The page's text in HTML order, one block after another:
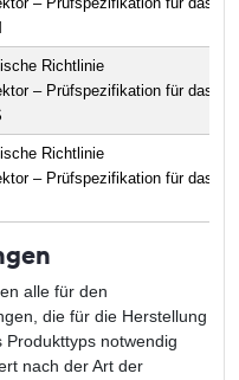
Richtlinie
– Prüfspezifikation für das
Richtlinie
– Prüfspezifikation für das
alle für den
die für die Herstellung
notwendig
nach der Art der